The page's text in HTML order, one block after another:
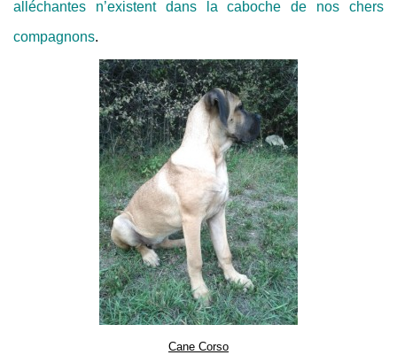
alléchantes n’existent dans la caboche de nos chers
compagnons.
Cane Corso